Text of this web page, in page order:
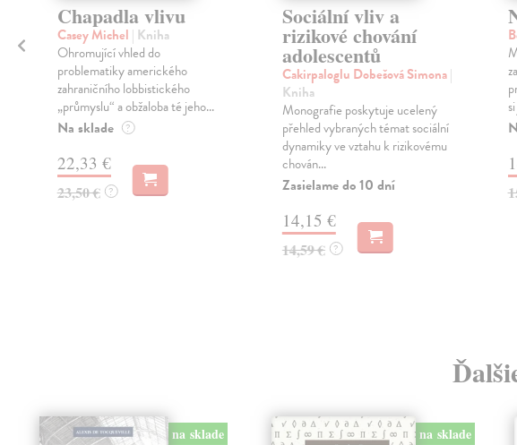
Chapadla vlivu
Casey Michel | Kniha
Ohromující vhled do
problematiky amerického
zahraničního lobbistického
„průmyslu“ a obžaloba té jeho...
Na sklade ?
22,33 €
23,50 € ?
Sociální vliv a
rizikové chování
adolescentů
Cakirpaloglu Dobešová Simona|
Kniha
Monografie poskytuje ucelený
přehled vybraných témat sociální
dynamiky ve vztahu k rizikovému
chován...
Zasielame do 10 dní
14,15 €
14,59 € ?
na sklade
na sklade